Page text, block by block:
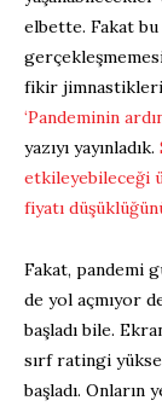
elbette. Fakat
fikir
‘Pandeminin
yazıyı yayınladık.
etkileyebileceği
fiyatı
Fakat, pandemi
de yol açmıyor
başladı bile.
sırf ratingi
başladı.